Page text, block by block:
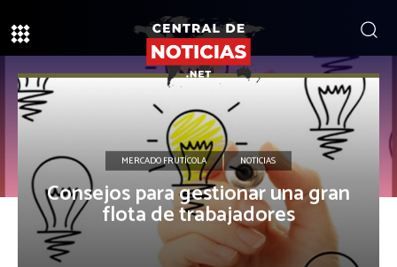
MERCADO FRUTÍCOLA NOTICIAS
Consejos para gestionar una gran
flota de trabajadores